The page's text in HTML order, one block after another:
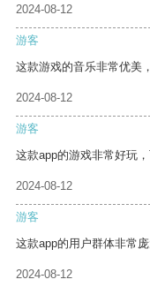
2024-08-12
游客
这款游戏的音乐非常优美
2024-08-12
游客
这款app的游戏非常好玩，
2024-08-12
游客
这款app的用户群体非常
2024-08-12